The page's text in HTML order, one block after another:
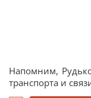
Напомним,
транспорта и